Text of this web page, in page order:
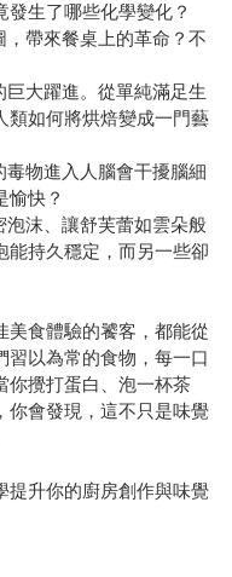
生了哪些化學變化？
帶來餐桌上的革命？不
大躍進。從單純滿足生
類如何將烘焙變成一門藝
物進入人腦會干擾腦細
愉快？
沫、讓舒芙蕾如雲朵般
能持久穩定，而另一些卻
美食體驗的饕客，都能從
習以為常的食物，每一口
你攪打蛋白、泡一杯茶
你會發現，這不只是味覺
升你的廚房創作與味覺